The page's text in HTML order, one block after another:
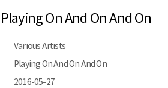
On And On And On
Various Artists
Playing On And On And On
2016-05-27